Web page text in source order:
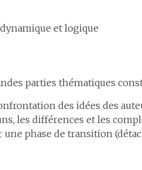
et logique
parties thématiques
des idées des
les différences et les
phase de transition